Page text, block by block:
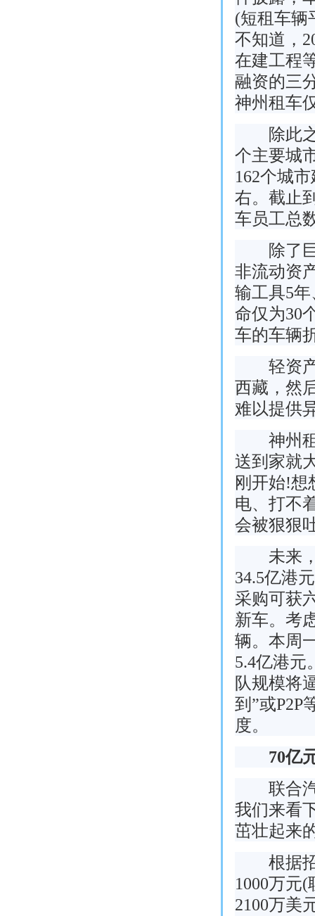
(短租车辆
不知道，
在建工程
融资的三
神州租车
除此之
个主要城
162个城
右。截止
车员工总
除了巨
非流动资
输工具5
命仅为30
车的车辆
轻资产
西藏，然
难以提供
神州租
送到家就
刚开始!想
电、打不
会被狠狠
未来，
34.5亿港
采购可获
新车。考
辆。本周
5.4亿港元
队规模将
到”或P2P
度。
70亿元
联合汽
我们来看
茁壮起来
根据招
1000万元
2100万美